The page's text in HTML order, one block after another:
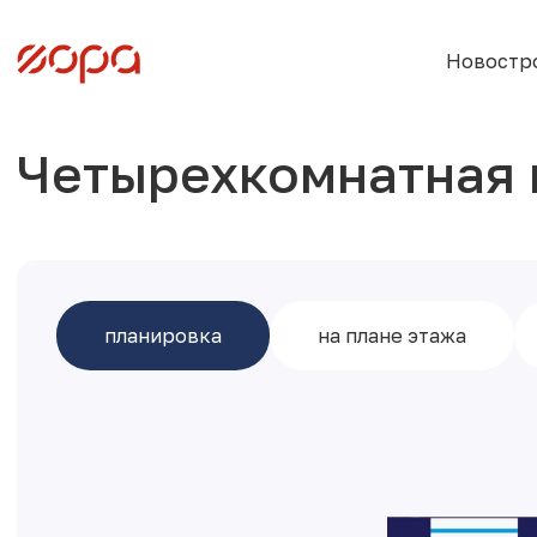
планировка на плане этажа